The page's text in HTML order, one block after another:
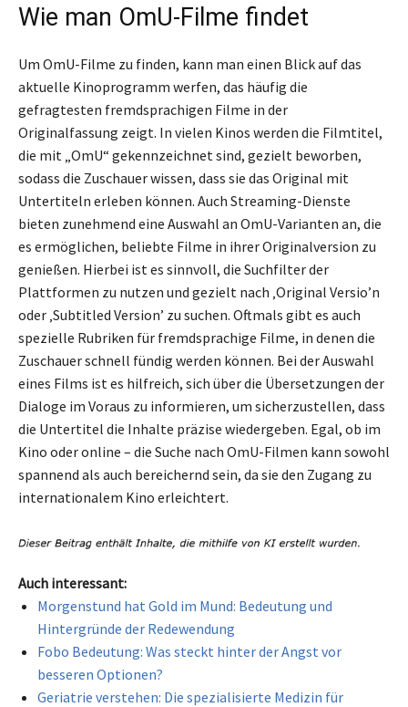
Wie man OmU-Filme findet
Um OmU-Filme zu finden, kann man einen Blick auf das
aktuelle Kinoprogramm werfen, das häufig die
gefragtesten fremdsprachigen Filme in der
Originalfassung zeigt. In vielen Kinos werden die Filmtitel,
die mit „OmU“ gekennzeichnet sind, gezielt beworben,
sodass die Zuschauer wissen, dass sie das Original mit
Untertiteln erleben können. Auch Streaming-Dienste
bieten zunehmend eine Auswahl an OmU-Varianten an, die
es ermöglichen, beliebte Filme in ihrer Originalversion zu
genießen. Hierbei ist es sinnvoll, die Suchfilter der
Plattformen zu nutzen und gezielt nach ‚Original Versio’n
oder ‚Subtitled Version’ zu suchen. Oftmals gibt es auch
spezielle Rubriken für fremdsprachige Filme, in denen die
Zuschauer schnell fündig werden können. Bei der Auswahl
eines Films ist es hilfreich, sich über die Übersetzungen der
Dialoge im Voraus zu informieren, um sicherzustellen, dass
die Untertitel die Inhalte präzise wiedergeben. Egal, ob im
Kino oder online – die Suche nach OmU-Filmen kann sowohl
spannend als auch bereichernd sein, da sie den Zugang zu
internationalem Kino erleichtert.
Auch interessant:
Morgenstund hat Gold im Mund: Bedeutung und
Hintergründe der Redewendung
Fobo Bedeutung: Was steckt hinter der Angst vor
besseren Optionen?
Geriatrie verstehen: Die spezialisierte Medizin für